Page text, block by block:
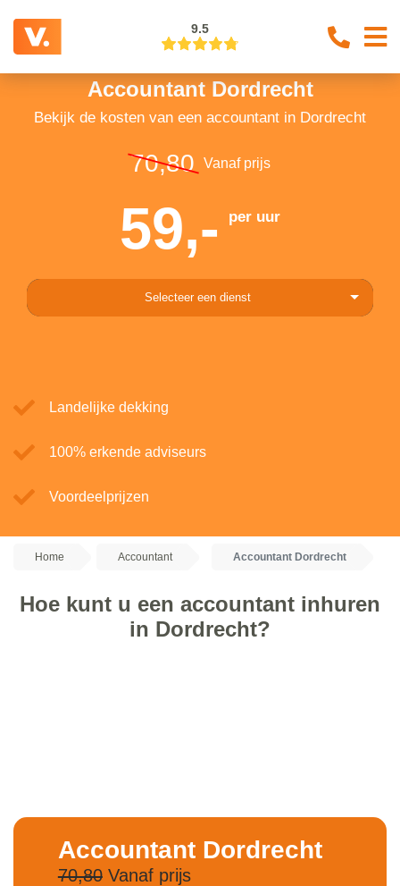
9.5
Accountant Dordrecht
Bekijk de kosten van een accountant in Dordrecht
70,80 Vanaf prijs
59,- per uur
Selecteer een dienst
Landelijke dekking
100% erkende adviseurs
Voordeelprijzen
Home Accountant Accountant Dordrecht
Hoe kunt u een accountant inhuren
in Dordrecht?
Accountant Dordrecht
70,80Vanaf prijs